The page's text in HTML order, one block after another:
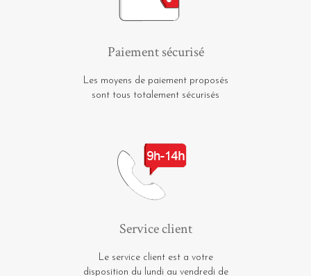
Paiement sécurisé
Les moyens de paiement proposés
sont tous totalement sécurisés
Service client
Le service client est a votre
disposition du lundi au vendredi de